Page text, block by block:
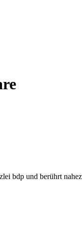
bdp und berührt